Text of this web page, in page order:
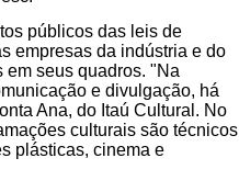
públicos das leis de
empresas da indústria e do
seus quadros. "Na
e divulgação, há
Ana, do Itaú Cultural. No
culturais são técnicos
plásticas, cinema e